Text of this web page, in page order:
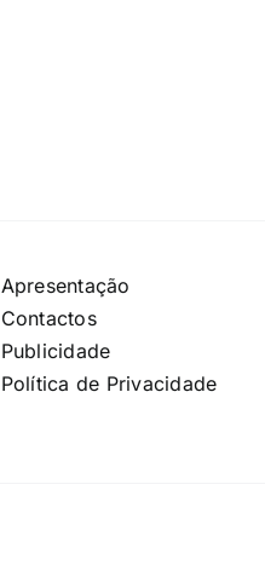
Apresentação
Contactos
Publicidade
Política de Privacidade